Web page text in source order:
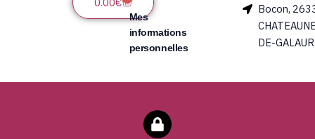
Mes
informations
personnelles
Bocon,
DE-